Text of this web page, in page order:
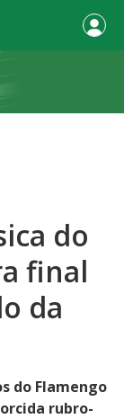
do
final
da
do Flamengo
rubro-